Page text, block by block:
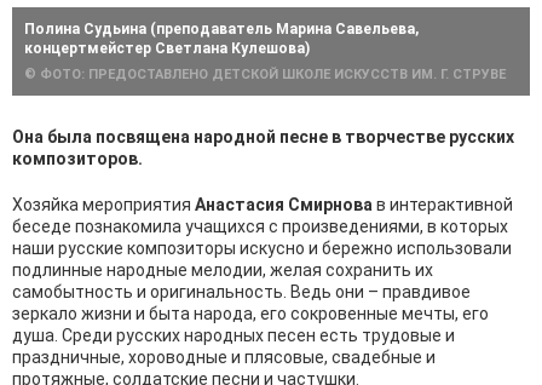
Полина Судьина (преподаватель Марина Савельева,
концертмейстер Светлана Кулешова)
© ФОТО: ПРЕДОСТАВЛЕНО ДЕТСКОЙ ШКОЛЕ ИСКУССТВ ИМ. Г. СТРУВЕ
Она была посвящена народной песне в творчестве русских
композиторов.
Хозяйка мероприятия Анастасия Смирнова в интерактивной
беседе познакомила учащихся с произведениями, в которых
наши русские композиторы искусно и бережно использовали
подлинные народные мелодии, желая сохранить их
самобытность и оригинальность. Ведь они – правдивое
зеркало жизни и быта народа, его сокровенные мечты, его
душа. Среди русских народных песен есть трудовые и
праздничные, хороводные и плясовые, свадебные и
протяжные, солдатские песни и частушки.